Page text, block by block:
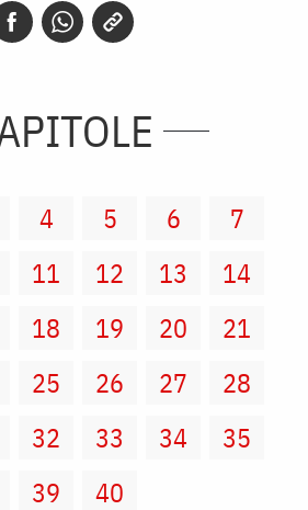
4 5 6
7
11 12 13
14
18 19 20
21
25 26 27
28
32 33 34
35
39 40